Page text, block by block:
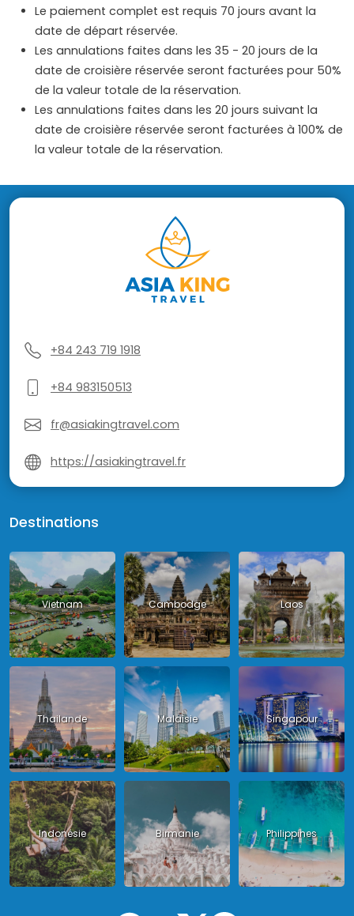
Le paiement complet est requis 70 jours avant la
date de départ réservée.
Les annulations faites dans les 35 - 20 jours de la
date de croisière réservée seront facturées pour 50%
de la valeur totale de la réservation.
Les annulations faites dans les 20 jours suivant la
date de croisière réservée seront facturées à 100% de
la valeur totale de la réservation.
+84 243 719 1918
+84 983150513
fr@asiakingtravel.com
https://asiakingtravel.fr
Destinations
Vietnam Cambodge Laos
Thailande Malaisie Singapour
Indonésie Birmanie Philippines